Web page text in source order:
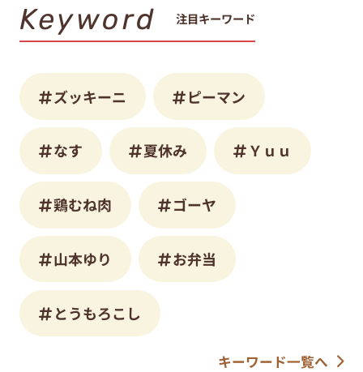
Keyword 注目キーワード
ズッキーニ ピーマン
なす 夏休み Ｙｕｕ
鶏むね肉 ゴーヤ
山本ゆり お弁当
とうもろこし
キーワード一覧へ